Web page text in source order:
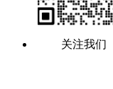
关注我们